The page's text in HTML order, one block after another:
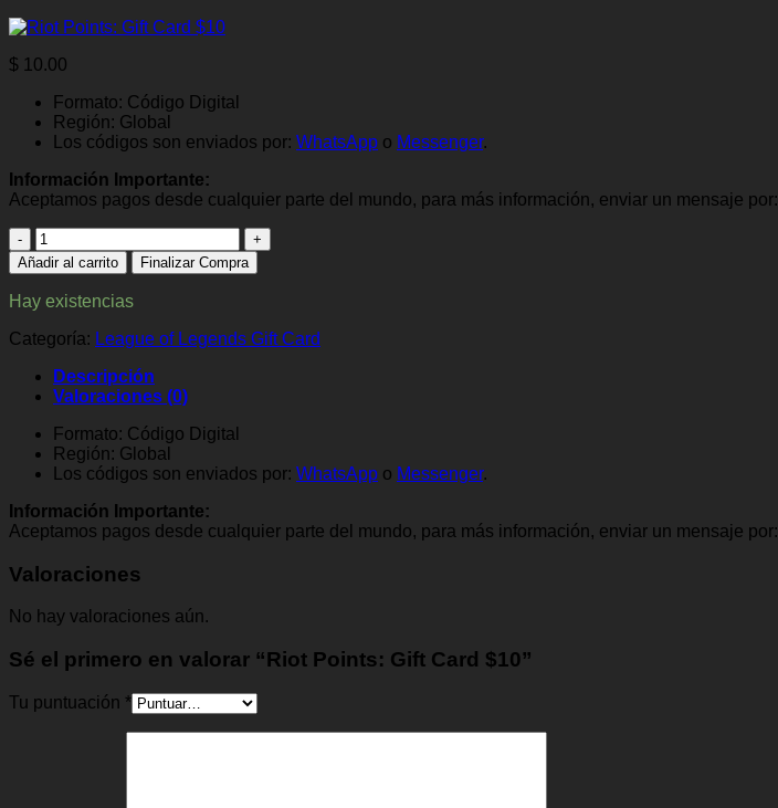
$ 10.00
Formato: Código Digital
Región: Global
Los códigos son enviados por: WhatsApp o Messenger.
Información Importante:
Aceptamos pagos desde cualquier parte del mundo, para más información, enviar un mensaje por:
Riot
Points:
Gift
Card
$10
cantidad
Añadir al carrito Finalizar Compra
Hay existencias
Categoría: League of Legends Gift Card
Descripción
Valoraciones (0)
Formato: Código Digital
Región: Global
Los códigos son enviados por: WhatsApp o Messenger.
Información Importante:
Aceptamos pagos desde cualquier parte del mundo, para más información, enviar un mensaje por:
Valoraciones
No hay valoraciones aún.
Sé el primero en valorar “Riot Points: Gift Card $10”
Tu puntuación *